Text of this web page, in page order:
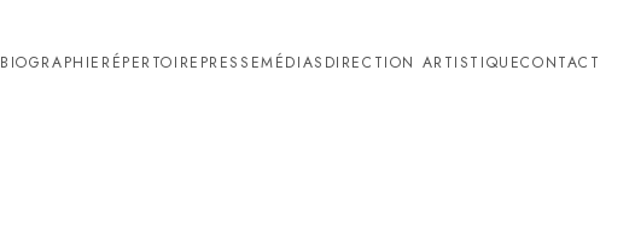
BIOGRAPHIE RÉPERTOIRE PRESSEMÉDIAS DIRECTION ARTISTIQUECONTACT